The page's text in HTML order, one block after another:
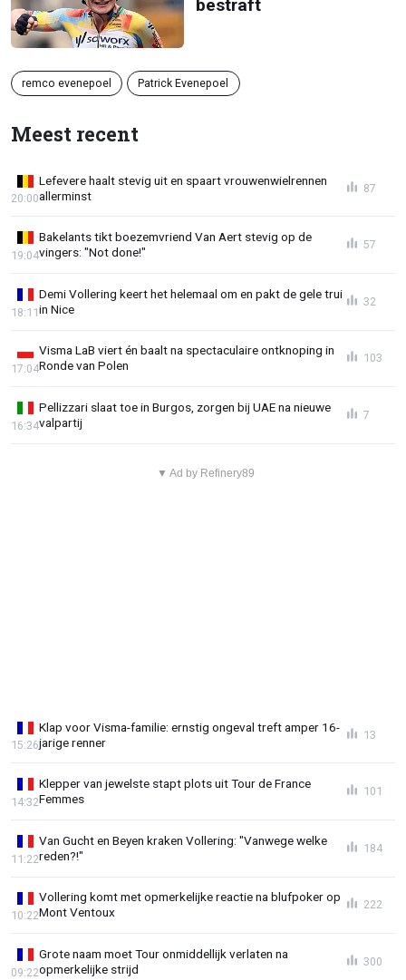
bestraft
remco evenepoel Patrick Evenepoel
Meest recent
Lefevere haalt stevig uit en spaart vrouwenwielrennen
allerminst
20:00
87
Bakelants tikt boezemvriend Van Aert stevig op de
vingers: "Not done!"
19:04
57
Demi Vollering keert het helemaal om en pakt de gele trui
in Nice
18:11
32
Visma LaB viert én baalt na spectaculaire ontknoping in
Ronde van Polen
17:04
103
Pellizzari slaat toe in Burgos, zorgen bij UAE na nieuwe
valpartij
16:34
7
▼ Ad by Refinery89
Klap voor Visma-familie: ernstig ongeval treft amper 16-
jarige renner
15:26
13
Klepper van jewelste stapt plots uit Tour de France
Femmes
14:32
101
Van Gucht en Beyen kraken Vollering: "Vanwege welke
reden?!"
11:22
184
Vollering komt met opmerkelijke reactie na blufpoker op
Mont Ventoux
10:22
222
Grote naam moet Tour onmiddellijk verlaten na
opmerkelijke strijd
09:22
300